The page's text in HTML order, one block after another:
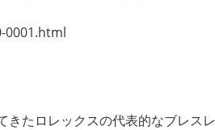
0001.html
きたロレックスの代表的なブレスレ